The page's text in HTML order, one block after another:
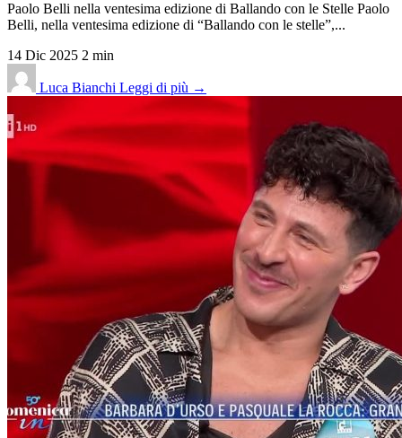
Paolo Belli nella ventesima edizione di Ballando con le Stelle Paolo
Belli, nella ventesima edizione di “Ballando con le stelle”,...
14 Dic 2025 2 min
Luca Bianchi Leggi di più →